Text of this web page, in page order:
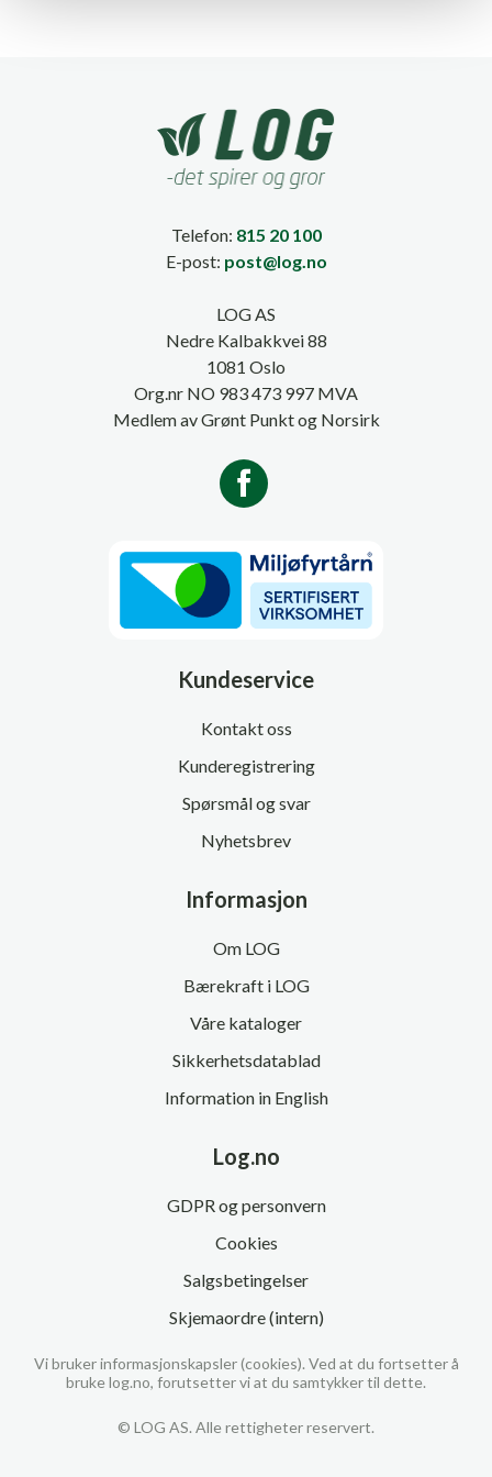
Telefon: 815 20 100
E-post: post@log.no
LOG AS
Nedre Kalbakkvei 88
1081 Oslo
Org.nr NO 983 473 997 MVA
Medlem av Grønt Punkt og Norsirk
Kundeservice
Kontakt oss
Kunderegistrering
Spørsmål og svar
Nyhetsbrev
Informasjon
Om LOG
Bærekraft i LOG
Våre kataloger
Sikkerhetsdatablad
Information in English
Log.no
GDPR og personvern
Cookies
Salgsbetingelser
Skjemaordre (intern)
© LOG AS. Alle rettigheter reservert.
Vi bruker informasjonskapsler (cookies). Ved at du fortsetter å
bruke log.no, forutsetter vi at du samtykker til dette.